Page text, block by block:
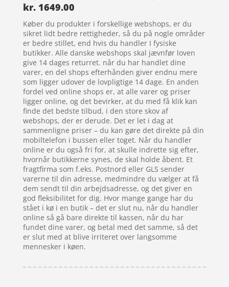
kr. 1649.00
Køber du produkter i forskellige webshops, er du
sikret lidt bedre rettigheder, så du på nogle områder
er bedre stillet, end hvis du handler I fysiske
butikker. Alle danske webshops skal jævnfør loven
give 14 dages returret. når du har handlet dine
varer, en del shops efterhånden giver endnu mere
som ligger udover de lovpligtige 14 dage. En anden
fordel ved online shops er, at alle varer og priser
ligger online, og det bevirker, at du med få klik kan
finde det bedste tilbud, i den store skov af
webshops, der er derude. Det er let i dag at
sammenligne priser – du kan gøre det direkte på din
mobiltelefon i bussen eller toget. Når du handler
online er du også fri for, at skulle indrette sig efter,
hvornår butikkerne synes, de skal holde åbent. Et
fragtfirma som f.eks. Postnord eller GLS sender
varerne til din adresse, medmindre du vælger at få
dem sendt til din arbejdsadresse, og det giver en
god fleksibilitet for dig. Hvor mange gange har du
stået i kø i en butik – det er slut nu, når du handler
online så gå bare direkte til kassen, når du har
fundet dine varer, og betal med det samme, så det
er slut med at blive irriteret over langsomme
mennesker i køen.